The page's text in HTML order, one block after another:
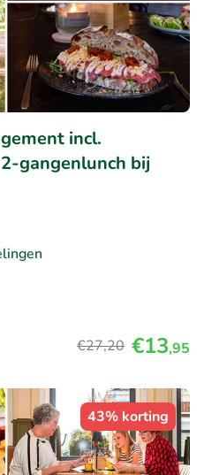
incl.
gangenlunch bij
€27,20 €13,95
43% korting